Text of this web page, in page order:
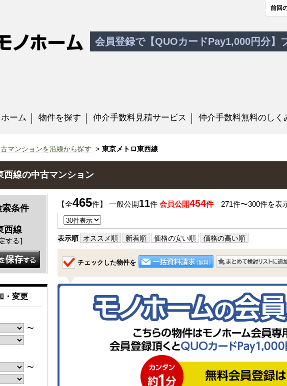
前回
会員登録で【QUOカードPay1,000円分】
ホーム 物件を探す 仲介手数料見積サービス 仲介手数料無料のしく
マンションを沿線から探す 東京メトロ東西線
西線の中古マンション
【全465件】 一般公開11件 会員公開454件271件〜300件を表
表示順 オススメ順 新着順 価格の安い順 価格の高い順
チェックした物件を
条件
西線
する ］
・変更
〜
〜